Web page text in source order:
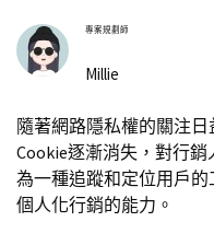
專案規劃師
Millie
隨著網路隱私權的關注
Cookie逐漸消失，對行
為一種追蹤和定位用戶
個人化行銷的能力。